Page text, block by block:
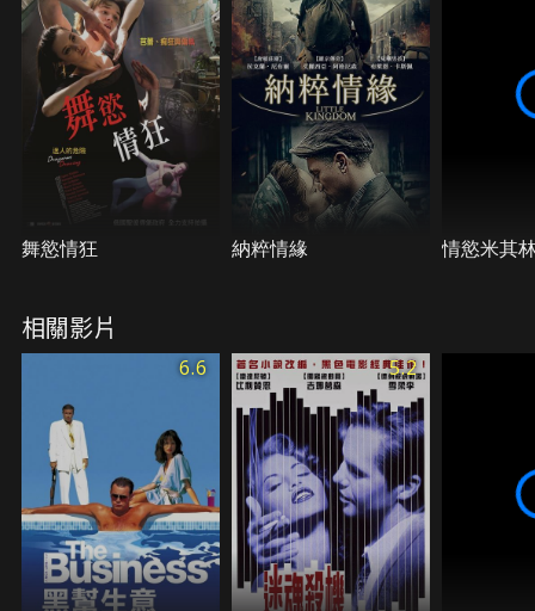
發。
舞慾情狂 納粹情緣 情慾米其
相關影片
6.6 5.2